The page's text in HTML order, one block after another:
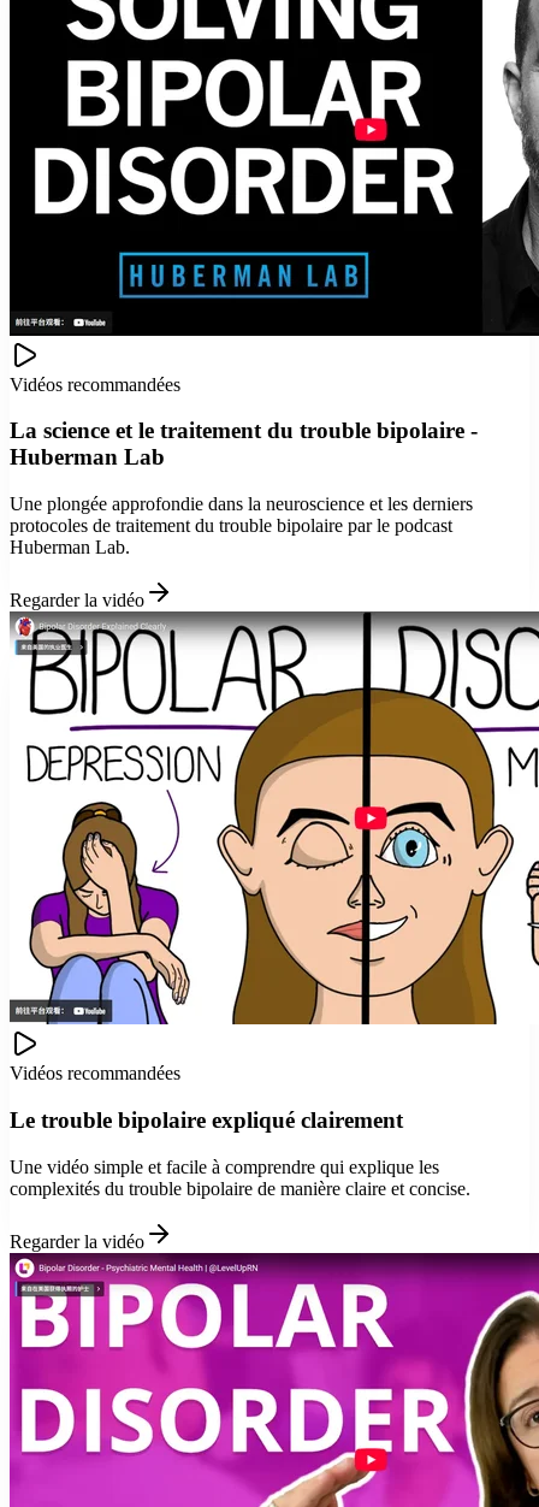
Vidéos recommandées
La science et le traitement du trouble bipolaire -
Huberman Lab
Une plongée approfondie dans la neuroscience et les derniers
protocoles de traitement du trouble bipolaire par le podcast
Huberman Lab.
Regarder la vidéo
Vidéos recommandées
Le trouble bipolaire expliqué clairement
Une vidéo simple et facile à comprendre qui explique les
complexités du trouble bipolaire de manière claire et concise.
Regarder la vidéo